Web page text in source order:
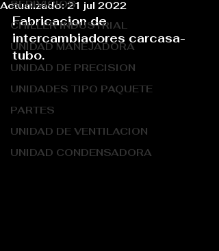
SERIVICIOS
CHILLER INDUSTRIAL
UNIDAD MANEJADORA
UNIDAD DE PRECISION
UNIDADES TIPO PAQUETE
PARTES
UNIDAD DE VENTILACION
UNIDAD CONDENSADORA
Actualizado:21 jul 2022
Fabricacion de
intercambiadores carcasa-
tubo.